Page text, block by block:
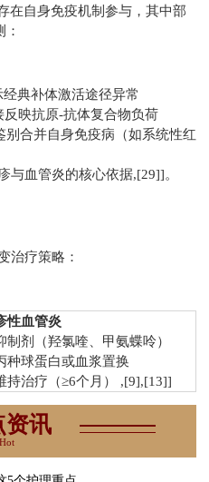
在自身免疫机制参与，其中部
经典补体激活途径异常
反映抗原-抗体复合物负荷
别合并自身免疫病（如系统性红
与血管炎的核心依据,[29]]。
治疗策略：
性血管炎
制剂（羟氯喹、甲氨蝶呤）
种球蛋白或血浆置换
持治疗（≥6个月） ,[9],[13]]
资讯
Hot